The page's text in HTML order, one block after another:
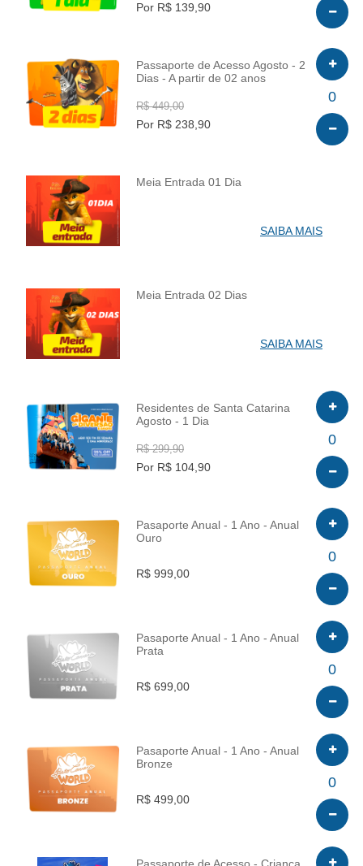
Por R$ 139,90
INFO
Passaporte de Acesso Agosto - 2
Dias - A partir de 02 anos
R$ 449,00
Por R$ 238,90
0
INFO
Meia Entrada 01 Dia
SAIBA MAIS
INFO
Meia Entrada 02 Dias
SAIBA MAIS
INFO
Residentes de Santa Catarina
Agosto - 1 Dia
R$ 299,90
Por R$ 104,90
0
INFO
Pasaporte Anual - 1 Ano - Anual
Ouro
R$ 999,00
0
INFO
Pasaporte Anual - 1 Ano - Anual
Prata
R$ 699,00
0
INFO
Pasaporte Anual - 1 Ano - Anual
Bronze
R$ 499,00
0